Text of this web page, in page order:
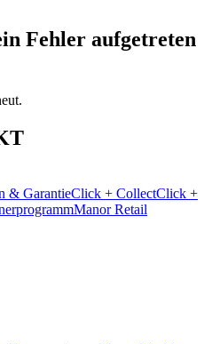
Fehler aufgetreten
& GarantieClick + CollectClick +
Manor Retail